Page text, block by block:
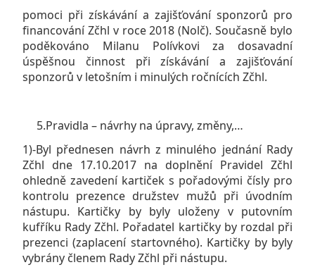
pomoci při získávání a zajišťování sponzorů pro
financování Zčhl v roce 2018 (Nolč). Současně bylo
poděkováno Milanu Polívkovi za dosavadní
úspěšnou činnost při získávání a zajišťování
sponzorů v letošním i minulých ročnících Zčhl.
5.Pravidla – návrhy na úpravy, změny,…
1)-Byl přednesen návrh z minulého jednání Rady
Zčhl dne 17.10.2017 na doplnění Pravidel Zčhl
ohledně zavedení kartiček s pořadovými čísly pro
kontrolu prezence družstev mužů při úvodním
nástupu. Kartičky by byly uloženy v putovním
kufříku Rady Zčhl. Pořadatel kartičky by rozdal při
prezenci (zaplacení startovného). Kartičky by byly
vybrány členem Rady Zčhl při nástupu.